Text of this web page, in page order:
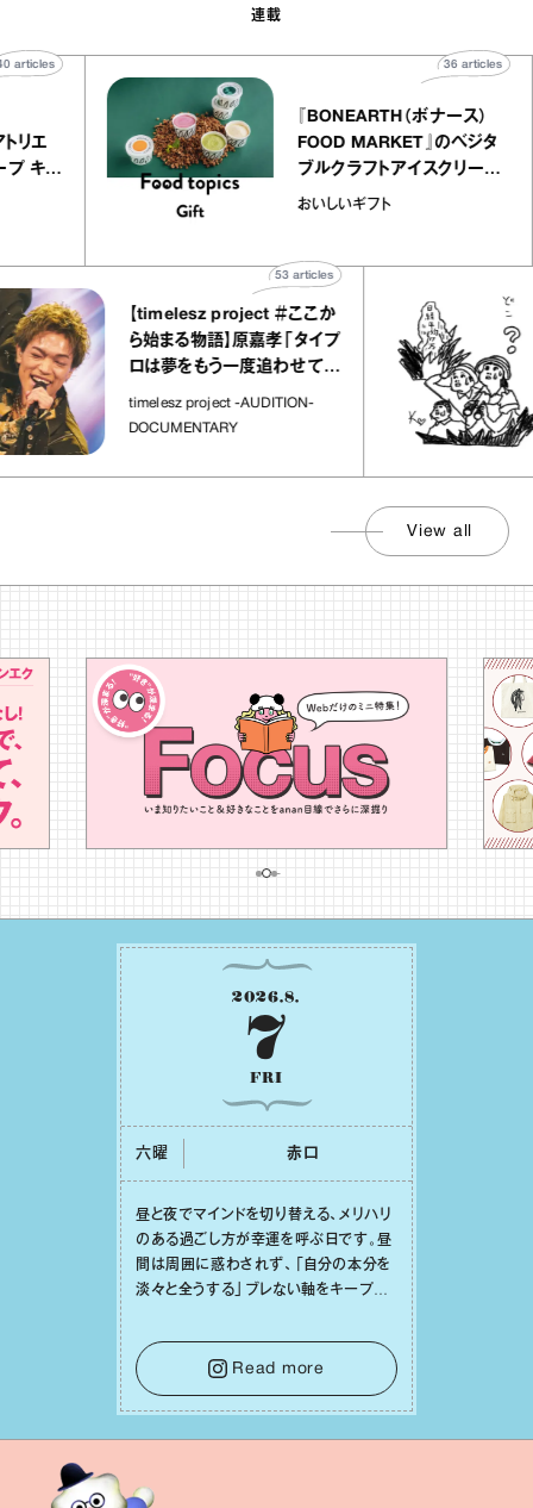
連載
ー アトリエ
クレープ キャ
40 articles
『BONEARTH（ボナース
FOOD MARKET』のベ
ブルクラフトアイスクリ
｜真野知子の「おいしい
おいしいギフト
36
【timelesz project ＃ここか
ら始まる物語】原嘉孝「タイプ
ロは夢をもう一度追わせてく
れた場所」
timelesz project -AUDITION-
DOCUMENTARY
articles
View all
2026.8.
7
FRI
六曜 ⾚⼝
昼と夜でマインドを切り替える、メリハリ
のある過ごし⽅が幸運を呼ぶ⽇です。昼
間は周囲に惑わされず、「⾃分の本分を
淡々と全うする」ブレない軸をキープし
⾔葉に流されないよう、⼼にしっかりブ
レーキをかけること。この意識の切り替
えが、あなたに確かな安⼼感をもたらす
はずです。
Read more